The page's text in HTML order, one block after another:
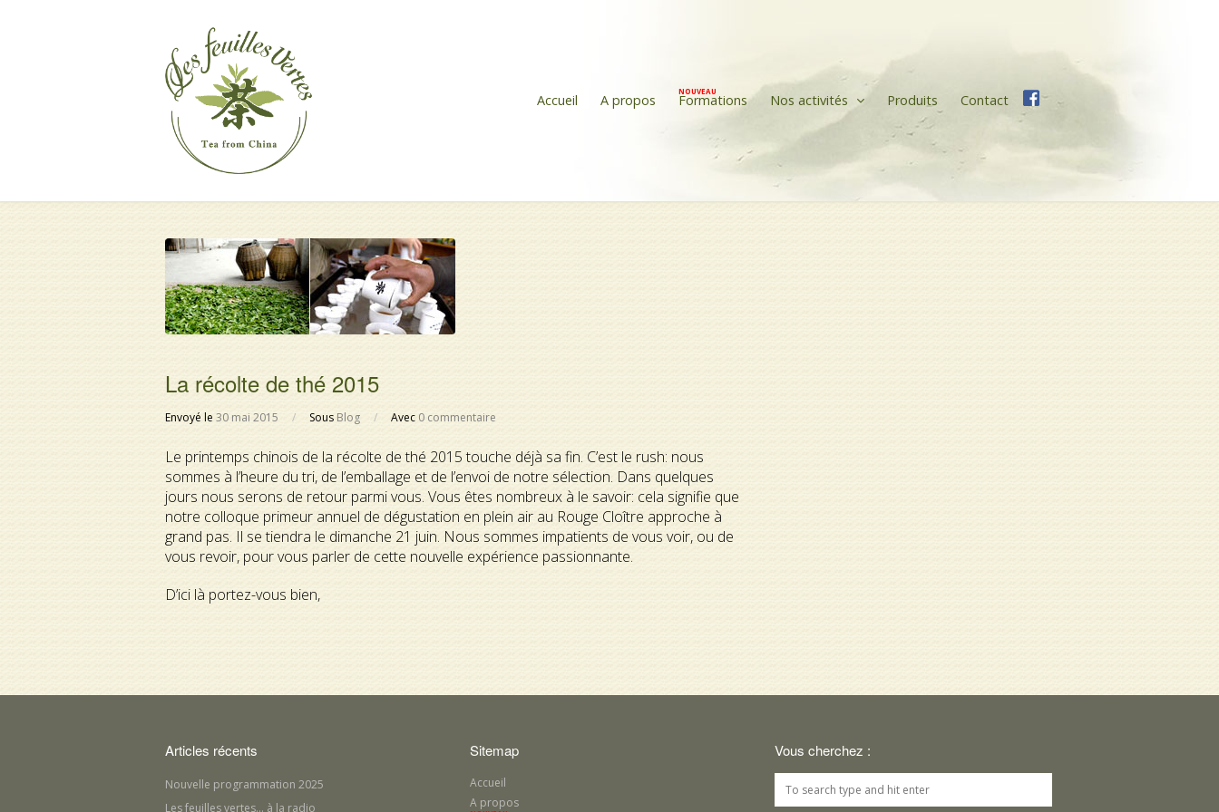
Accueil A propos Formations Nos activités Produits Contact Facebook
La récolte de thé 2015
Envoyé le 30 mai 2015 / Sous Blog / Avec 0 commentaire
Le printemps chinois de la récolte de thé 2015 touche déjà sa fin. C’est le rush: nous
sommes à l’heure du tri, de l’emballage et de l’envoi de notre sélection. Dans quelques
jours nous serons de retour parmi vous. Vous êtes nombreux à le savoir: cela signifie que
notre colloque primeur annuel de dégustation en plein air au Rouge Cloître approche à
grand pas. Il se tiendra le dimanche 21 juin. Nous sommes impatients de vous voir, ou de
vous revoir, pour vous parler de cette nouvelle expérience passionnante.
D’ici là portez-vous bien,
Articles récents
Nouvelle programmation 2025
Les feuilles vertes… à la radio
Sitemap
Accueil
A propos
Vous cherchez :